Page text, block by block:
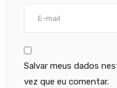
Salvar meus dados
vez que eu comentar.